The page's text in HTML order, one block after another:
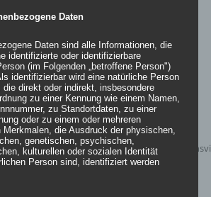
Daten
Daten sind alle Informationen, die
identifizierte oder identifizierbare
(im Folgenden „betroffene Person")
identifizierbar wird eine natürliche Person
die direkt oder indirekt, insbesondere
zu einer Kennung wie einem Namen,
zu Standortdaten, zu einer
oder zu einem oder mehreren
Merkmalen, die Ausdruck der physischen,
genetischen, psychischen,
kulturellen oder sozialen Identität
Person sind, identifiziert werden